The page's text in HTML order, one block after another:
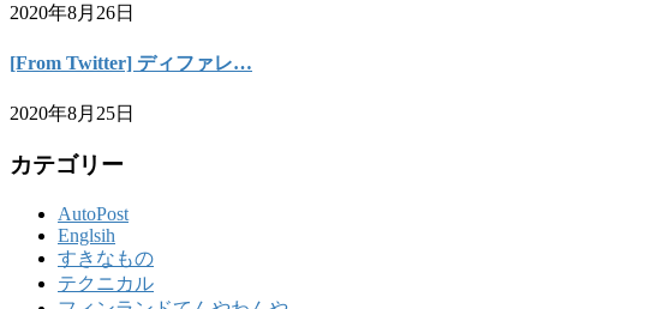
2020年8月26日
[From Twitter] ディファレ…
2020年8月25日
カテゴリー
AutoPost
Englsih
すきなもの
テクニカル